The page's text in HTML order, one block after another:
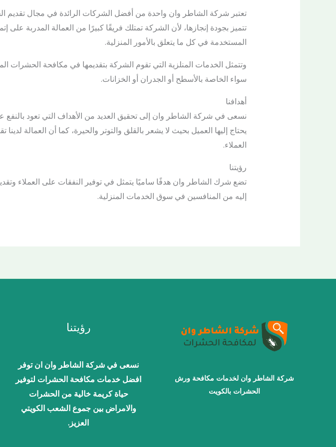
تعتبر شركة الشاطر وان واحدة من أفضل الشركات الرائدة في مجال تقديم
تتميز بجودة إنجازها، لأن الشركة تمتلك فريقًا كبيرًا من العمالة المدربة
المستخدمة في كل ما يتعلق بالأمور المنزلية.
وتتمثل الخدمات المنلزية التي تقوم الشركة بتقديمها في مكافحة الحشرات
سواء الخاصة بالأسطح أو الجدران أو الخزانات.
أهدافنا
نسعى في شركة الشاطر وان إلى تحقيق العديد من الأهداف التي تعود
يحتاج إليها العميل بحيث لا يشعر بالقلق والتوتر والحيرة، كما أن العمالة
العملاء.
رؤيتنا
تضع شرك الشاطر وان هدفًا ساميًا يتمثل في توفير النفقات على العملاء
إليه من المنافسين في سوق الخدمات المنزلية.
شركة الشاطر وان لخدمات مكافحة ورش
الحشرات بالكويت
رؤيتنا
نسعى في شركة الشاطر وان ان توفر
افضل خدمات مكافحة الحشرات لتوفير
حياة كريمة خالية من الحشرات
والامراض بين جموع الشعب الكويتي
العزيز.